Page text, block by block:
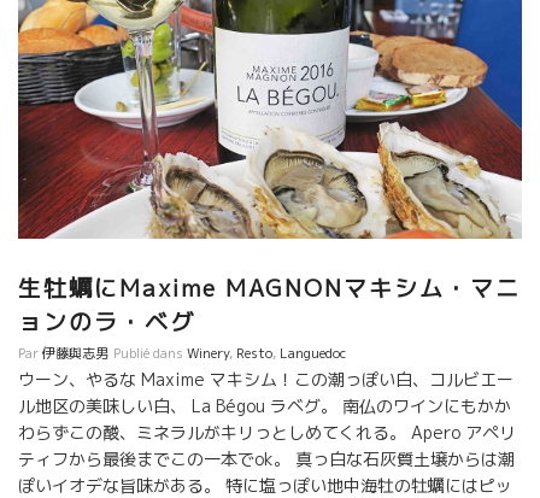
生牡蠣にMaxime MAGNONマキシム・マニ
ョンのラ・ベグ
Par伊藤與志男 Publié dans Winery, Resto, Languedoc
ウーン、やるな Maxime マキシム！この潮っぽい白、コルビエー
ル地区の美味しい白、 La Bégou ラベグ。 南仏のワインにもかか
わらずこの酸、ミネラルがキリっとしめてくれる。 Apero アペリ
ティフから最後までこの一本でok。 真っ白な石灰質土壌からは潮
ぽいイオデな旨味がある。 特に塩っぽい地中海牡の牡蠣にはピッ